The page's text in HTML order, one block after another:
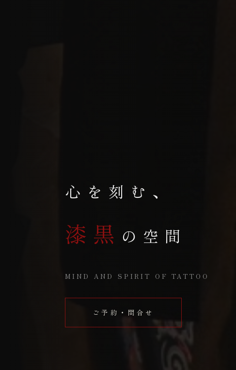
心を刻む、
漆黒 の空間
MIND AND SPIRIT OF TATTOO
ご予約・問合せ